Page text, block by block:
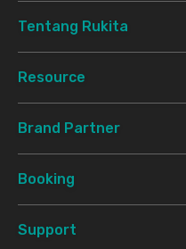
Tentang Rukita
Resource
Brand Partner
Booking
Support